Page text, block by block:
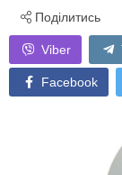
Поділитись
Viber
Facebook